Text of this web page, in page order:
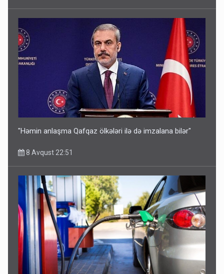
"Həmin anlaşma Qafqaz ölkələri ilə də imzalana bilər"
8 Avqust 22:51